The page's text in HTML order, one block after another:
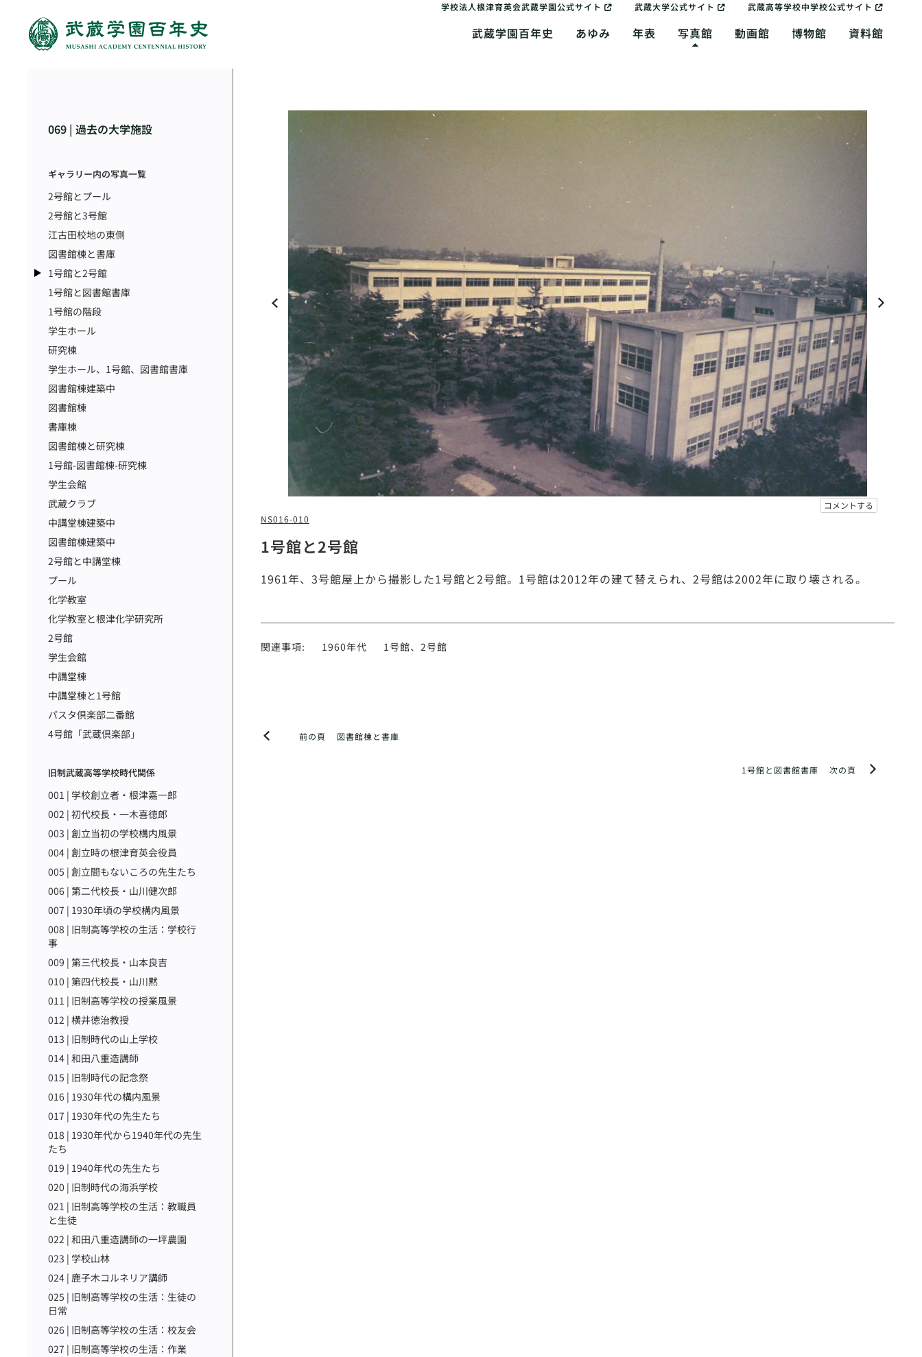
学校法人根津育英会武蔵学園公式サイト 武蔵大学公式サイト 武蔵高等学校中学校公式サイト
武蔵学園百年史 あゆみ 年表 写真館 動画館 博物館 資料館
069 | 過去の大学施設
ギャラリー内の写真一覧
2号館とプール
2号館と3号館
江古田校地の東側
図書館棟と書庫
1号館と2号館
1号館と図書館書庫
1号館の階段
学生ホール
研究棟
学生ホール、1号館、図書館書庫
図書館棟建築中
図書館棟
書庫棟
図書館棟と研究棟
1号館-図書館棟-研究棟
学生会館
武蔵クラブ
中講堂棟建築中
図書館棟建築中
2号館と中講堂棟
プール
化学教室
化学教室と根津化学研究所
2号館
学生会館
中講堂棟
中講堂棟と1号館
パスタ倶楽部二番館
4号館「武蔵倶楽部」
旧制武蔵高等学校時代関係
001 | 学校創立者・根津嘉一郎
002 | 初代校長・一木喜徳郎
003 | 創立当初の学校構内風景
004 | 創立時の根津育英会役員
005 | 創立間もないころの先生たち
006 | 第二代校長・山川健次郎
007 | 1930年頃の学校構内風景
008 | 旧制高等学校の生活：学校行
事
009 | 第三代校長・山本良吉
010 | 第四代校長・山川黙
011 | 旧制高等学校の授業風景
012 | 横井徳治教授
013 | 旧制時代の山上学校
014 | 和田八重造講師
015 | 旧制時代の記念祭
016 | 1930年代の構内風景
017 | 1930年代の先生たち
018 | 1930年代から1940年代の先生
たち
019 | 1940年代の先生たち
020 | 旧制時代の海浜学校
021 | 旧制高等学校の生活：教職員
と生徒
022 | 和田八重造講師の一坪農園
023 | 学校山林
024 | 鹿子木コルネリア講師
025 | 旧制高等学校の生活：生徒の
日常
026 | 旧制高等学校の生活：校友会
027 | 旧制高等学校の生活：作業
コメントする
NS016-010
1号館と2号館
1961年、3号館屋上から撮影した1号館と2号館。1号館は2012年の建て替えられ、2号館は2002年に取り壊される。
関連事項: 1960年代 1号館、2号館
前の頁 図書館棟と書庫
次の頁
1号館と図書館書庫